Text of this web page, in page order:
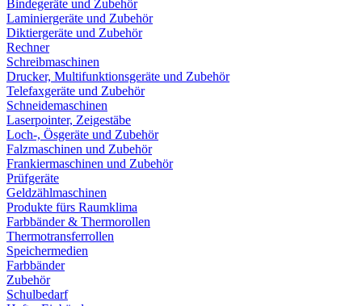
Bindegeräte und Zubehör
Laminiergeräte und Zubehör
Diktiergeräte und Zubehör
Rechner
Schreibmaschinen
Drucker, Multifunktionsgeräte und Zubehör
Telefaxgeräte und Zubehör
Schneidemaschinen
Laserpointer, Zeigestäbe
Loch-, Ösgeräte und Zubehör
Falzmaschinen und Zubehör
Frankiermaschinen und Zubehör
Prüfgeräte
Geldzählmaschinen
Produkte fürs Raumklima
Farbbänder & Thermorollen
Thermotransferrollen
Speichermedien
Farbbänder
Zubehör
Schulbedarf